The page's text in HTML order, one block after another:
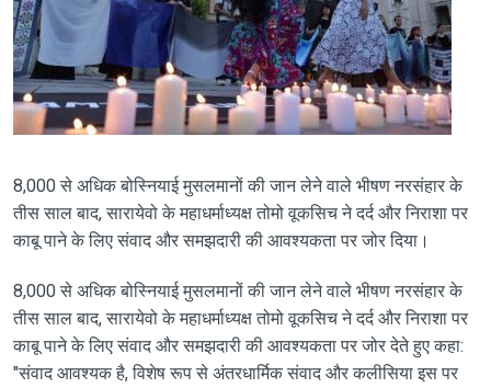
8,000 से अधिक बोस्नियाई मुसलमानों की जान लेने वाले भीषण नरसंहार के
तीस साल बाद, सारायेवो के महाधर्माध्यक्ष तोमो वूकसिच ने दर्द और निराशा पर
काबू पाने के लिए संवाद और समझदारी की आवश्यकता पर जोर दिया।
8,000 से अधिक बोस्नियाई मुसलमानों की जान लेने वाले भीषण नरसंहार के
तीस साल बाद, सारायेवो के महाधर्माध्यक्ष तोमो वूकसिच ने दर्द और निराशा पर
काबू पाने के लिए संवाद और समझदारी की आवश्यकता पर जोर देते हुए कहा:
"संवाद आवश्यक है, विशेष रूप से अंतरधार्मिक संवाद और कलीसिया इस पर